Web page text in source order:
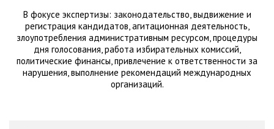
В фокусе экспертизы: законодательство, выдвижение и
регистрация кандидатов, агитационная деятельность,
злоупотребления административным ресурсом, процедуры
дня голосования, работа избирательных комиссий,
политические финансы, привлечение к ответственности за
нарушения, выполнение рекомендаций международных
организаций.